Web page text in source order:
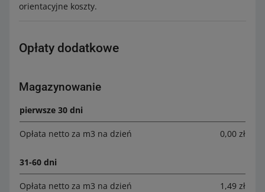
orientacyjne koszty.
Opłaty dodatkowe
Magazynowanie
pierwsze 30 dni
Opłata netto za m3 na dzień 0,00 zł
31-60 dni
Opłata netto za m3 na dzień 1,49 zł